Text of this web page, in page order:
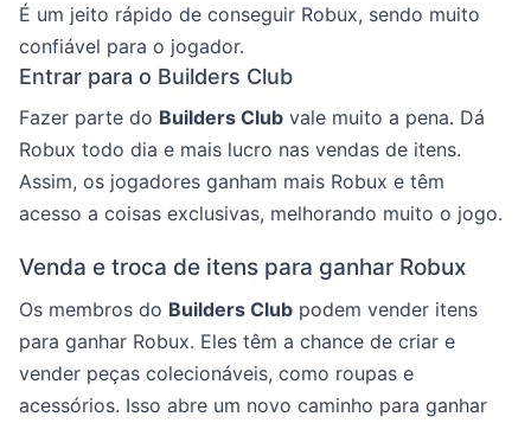
É um jeito rápido de conseguir Robux, sendo muito
confiável para o jogador.
Entrar para o Builders Club
Fazer parte do Builders Club vale muito a pena. Dá
Robux todo dia e mais lucro nas vendas de itens.
Assim, os jogadores ganham mais Robux e têm
acesso a coisas exclusivas, melhorando muito o jogo.
Venda e troca de itens para ganhar Robux
Os membros do Builders Club podem vender itens
para ganhar Robux. Eles têm a chance de criar e
vender peças colecionáveis, como roupas e
acessórios. Isso abre um novo caminho para ganhar